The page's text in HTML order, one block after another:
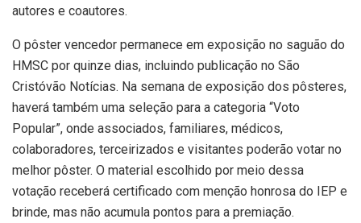
autores e coautores.
O pôster vencedor permanece em exposição no saguão do
HMSC por quinze dias, incluindo publicação no São
Cristóvão Notícias. Na semana de exposição dos pôsteres,
haverá também uma seleção para a categoria “Voto
Popular”, onde associados, familiares, médicos,
colaboradores, terceirizados e visitantes poderão votar no
melhor pôster. O material escolhido por meio dessa
votação receberá certificado com menção honrosa do IEP e
brinde, mas não acumula pontos para a premiação.